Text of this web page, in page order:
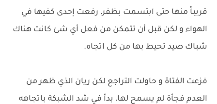
قريباً منها حتى ابتسمت بظفر، رفعت إحدى كفيها في
الهواء و لكن قبل أن تتمكن من فعل أي شئ كانت هناك
شباك صيد تحيط بها من كل اتجاه.
فزعت الفتاة و حاولت التراجع لكن ريان الذي ظهر من
العدم فجأة لم يسمح لها، بدأ في شد الشبكة باتجاهه